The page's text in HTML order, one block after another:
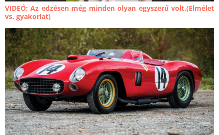
VIDEÓ: Az edzésen még minden olyan egyszerű volt.(Elmélet
vs. gyakorlat)